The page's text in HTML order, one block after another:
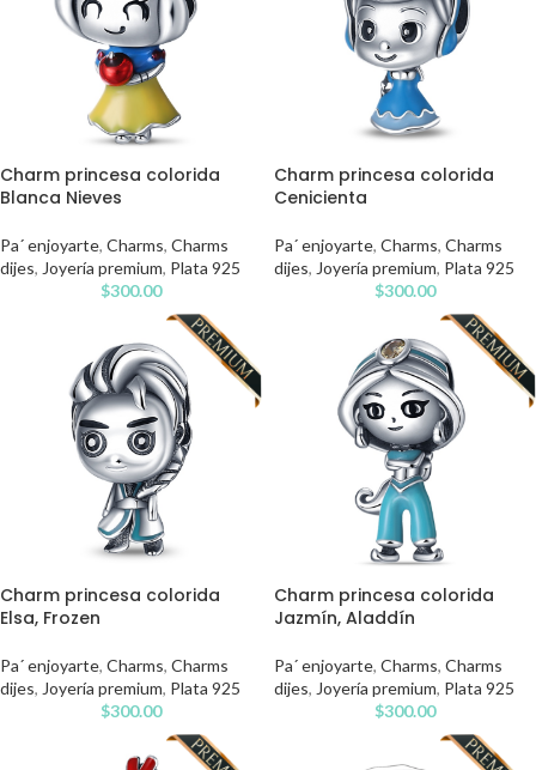
Charm princesa colorida
Blanca Nieves
Pa´ enjoyarte, Charms, Charms
dijes, Joyería premium, Plata 925
$300.00
Charm princesa colorida
Cenicienta
Pa´ enjoyarte, Charms, Charms
dijes, Joyería premium, Plata 925
$300.00
Charm princesa colorida
Elsa, Frozen
Pa´ enjoyarte, Charms, Charms
dijes, Joyería premium, Plata 925
$300.00
Charm princesa colorida
Jazmín, Aladdín
Pa´ enjoyarte, Charms, Charms
dijes, Joyería premium, Plata 925
$300.00